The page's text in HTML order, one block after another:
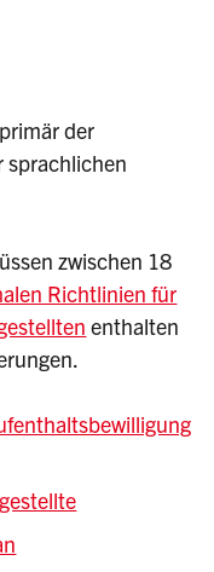
der
sprachlichen
zwischen 18
Richtlinien für
enthalten